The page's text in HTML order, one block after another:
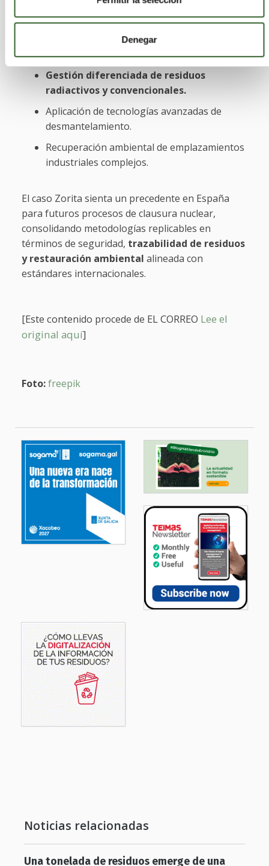
Denegar
abordar el ciclo completo de vida de instalaciones
nucleares, integrando:
Gestión diferenciada de residuos
radiactivos y convencionales.
Aplicación de tecnologías avanzadas de
desmantelamiento.
Recuperación ambiental de emplazamientos
industriales complejos.
El caso Zorita sienta un precedente en España
para futuros procesos de clausura nuclear,
consolidando metodologías replicables en
términos de seguridad, trazabilidad de residuos
y restauración ambiental alineada con
estándares internacionales.
[Este contenido procede de EL CORREO Lee el
original aquí]
Foto:freepik
Noticias relacionadas
Una tonelada de residuos emerge de una